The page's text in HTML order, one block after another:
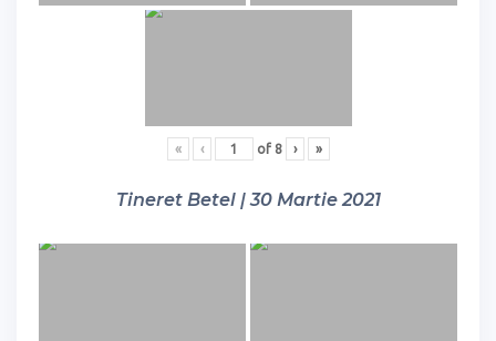
« ‹ of 8 › »
Tineret Betel | 30 Martie 2021